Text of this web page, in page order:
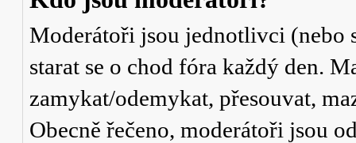
Moderátoři jsou jednotlivci (nebo
starat se o chod fóra každý den.
zamykat/odemykat, přesouvat,
Obecně řečeno, moderátoři jsou